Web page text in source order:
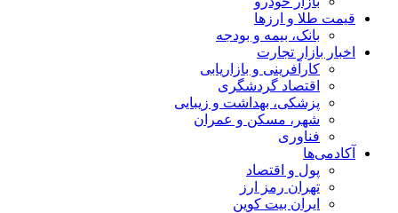
قیمت طلا و ارزها
بانک، بیمه و بودجه
اخبار بازار تجارت
کارآفرینی و بازاریابی
اقتصاد گردشگری
پزشکی، بهداشت و زیبایی
شهر، مسکن و عمران
فناوری
آکادمی‌ها
پول و اقتصاد
تهران رمز ارز
ایران بیت کوین